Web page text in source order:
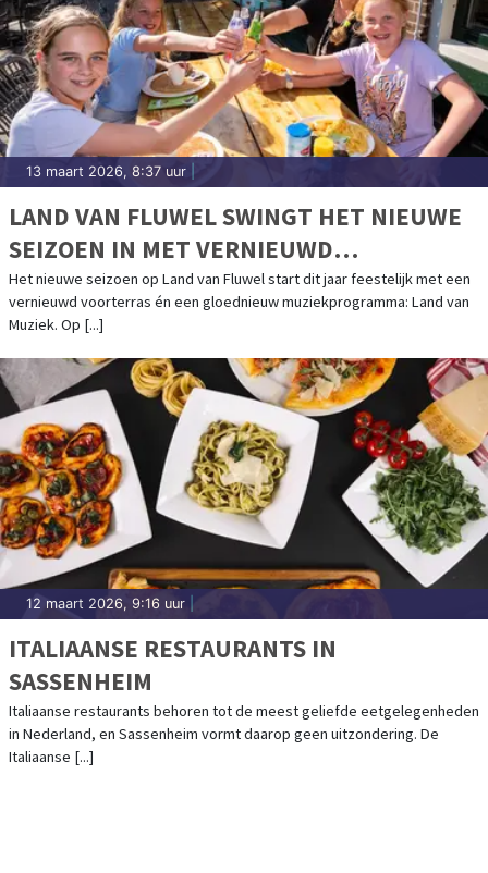
13 maart 2026, 8:37 uur
LAND VAN FLUWEL SWINGT HET NIEUWE
SEIZOEN IN MET VERNIEUWD
VOORTERRAS EN LAND VAN MUZIEK
Het nieuwe seizoen op Land van Fluwel start dit jaar feestelijk met een
vernieuwd voorterras én een gloednieuw muziekprogramma: Land van
Muziek. Op [...]
12 maart 2026, 9:16 uur
ITALIAANSE RESTAURANTS IN
SASSENHEIM
Italiaanse restaurants behoren tot de meest geliefde eetgelegenheden
in Nederland, en Sassenheim vormt daarop geen uitzondering. De
Italiaanse [...]